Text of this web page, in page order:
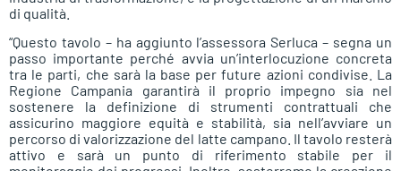
di qualità.
“Questo tavolo – ha aggiunto l’assessora Serluca – segna un
passo importante perché avvia un’interlocuzione concreta
tra le parti, che sarà la base per future azioni condivise. La
Regione Campania garantirà il proprio impegno sia nel
sostenere la definizione di strumenti contrattuali che
assicurino maggiore equità e stabilità, sia nell’avviare un
percorso di valorizzazione del latte campano. Il tavolo resterà
attivo e sarà un punto di riferimento stabile per il